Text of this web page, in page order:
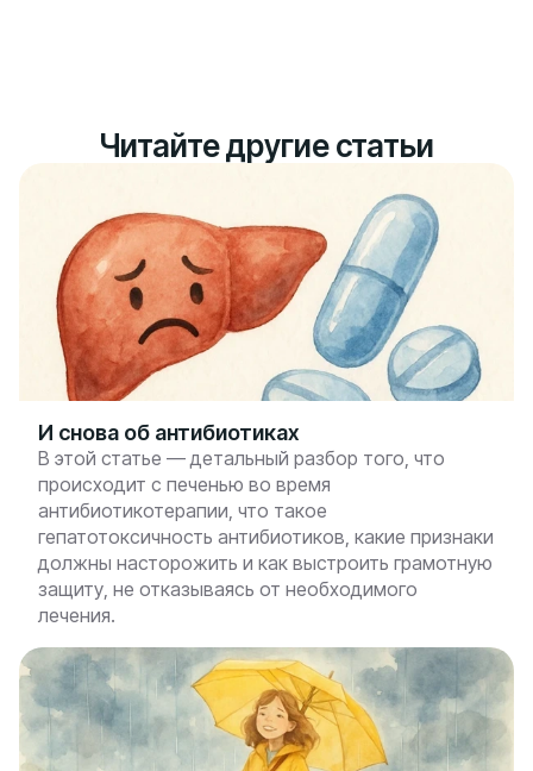
Читайте другие статьи
И снова об антибиотиках
В этой статье — детальный разбор того, что
происходит с печенью во время
антибиотикотерапии, что такое
гепатотоксичность антибиотиков, какие признаки
должны насторожить и как выстроить грамотную
защиту, не отказываясь от необходимого
лечения.